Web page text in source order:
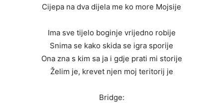
Cijepa na dva dijela me ko more Mojsije
Ima sve tijelo boginje vrijedno robije
Snima se kako skida se igra sporije
Ona zna s kim sa ja i gdje prati mi storije
Želim je, krevet njen moj teritorij je
Bridge: